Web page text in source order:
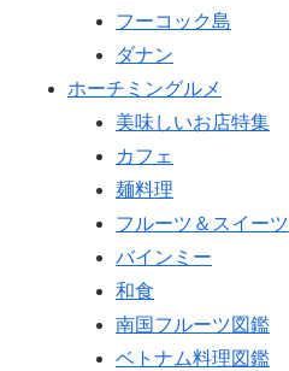
フーコック島
ダナン
ホーチミングルメ
美味しいお店特集
カフェ
麺料理
フルーツ＆スイーツ
バインミー
和食
南国フルーツ図鑑
ベトナム料理図鑑